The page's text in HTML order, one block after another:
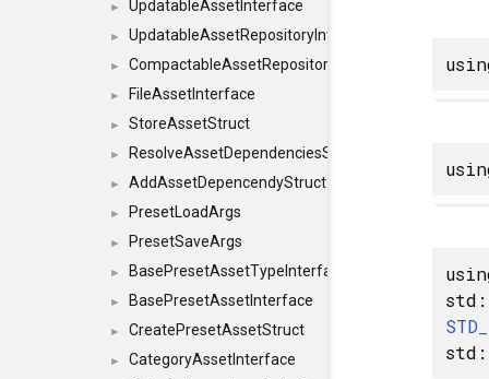
► UpdatableAssetInterface
► UpdatableAssetRepositoryInterface
► CompactableAssetRepositoryInterface
► FileAssetInterface
► StoreAssetStruct
► ResolveAssetDependenciesStruct
► AddAssetDepencendyStruct
► PresetLoadArgs
► PresetSaveArgs
► BasePresetAssetTypeInterface
► BasePresetAssetInterface
► CreatePresetAssetStruct
► CategoryAssetInterface